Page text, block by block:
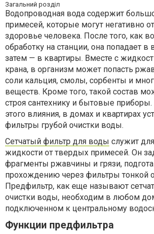
Загальний розділ
Водопроводная вода содержит
примесей, которые могут негативно
здоровье человека. После того, как
обработку на станции, она попадает в
затем — в квартиры. Вместе с
крана, в организм может попасть
соли кальция, смолы, сорбенты и
веществ. Кроме того, такой состав
строя сантехнику и бытовые
этого влияния, в домах и квартирах
фильтры грубой очистки воды.
Сетчатый фильтр для воды служит
жидкости от твердых примесей. Он
фрагменты ржавчины и грязи,
прохождению через фильтры тонкой
Предфильтр, как еще называют
очистки воды, необходим в любом
подключенном к центральному
Функции предфильтра